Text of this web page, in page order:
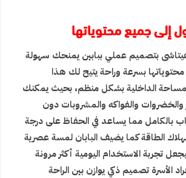
إلى جميع محتوياتها
هيتاشى بتصميم عملي ببابين يمنحك سهولة
بسرعة وراحة يتيح لك هذا
الداخلية بشكل منظم، بحيث يمكنك
والخضروات والفواكه والمشروبات دون
بالكامل مما يساعد في الحفاظ على درجة
الطاقة كما يضيف البابان لمسة عصرية
تجربة الاستخدام اليومية أكثر مرونة
الأسرة تصميم ذكي يوازن بين الراحة